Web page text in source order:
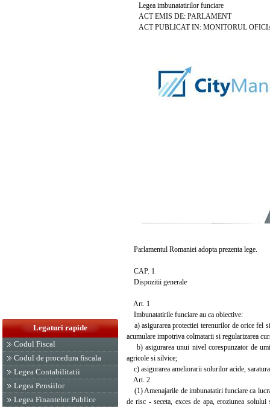
Legaturi rapide
Codul Fiscal
Codul de procedura fiscala
Legea Contabilitatii
Legea Pensiilor
Legea Finantelor Publice
Legea imbunatatirilor funciare
ACT EMIS DE: PARLAMENT
ACT PUBLICAT IN: MONITORUL
Parlamentul Romaniei adopta prezenta lege.
CAP. 1
Dispozitii generale
Art. 1
Imbunatatirile funciare au ca obiective:
a) asigurarea protectiei terenurilor de orice fel
acumulare impotriva colmatarii si regularizarea
b) asigurarea unui nivel corespunzator de
agricole si silvice;
c) asigurarea ameliorarii solurilor acide,
Art. 2
(1) Amenajarile de imbunatatiri funciare ca
de risc - seceta, exces de apa, eroziunea